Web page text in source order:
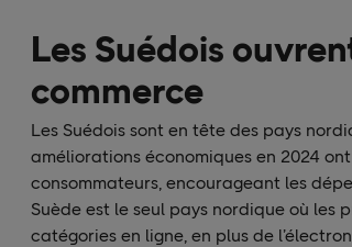
Les Suédois
commerce
Les Suédois sont en tête des pays
améliorations économiques en 2024
consommateurs, encourageant les
Suède est le seul pays nordique où les
catégories en ligne, en plus de